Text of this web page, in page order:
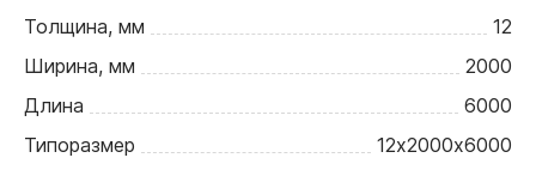
Толщина, мм
12
Ширина, мм
2000
Длина
6000
Типоразмер
12х2000х6000